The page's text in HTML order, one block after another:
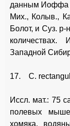
данным Иоффа
Мих., Колыв.,
Болот, и Суз. р-
Западной
17. С.
Иссл. мат.: 75
полевых
хомяка,